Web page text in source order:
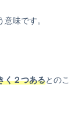
意味です。
く２つあるとのこ